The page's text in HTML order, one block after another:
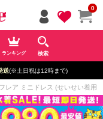
0
ランキング 検索
送(※土日祝は12時まで)
レア ミニドレス (せいせい着用/
ペー
ジト
ップ